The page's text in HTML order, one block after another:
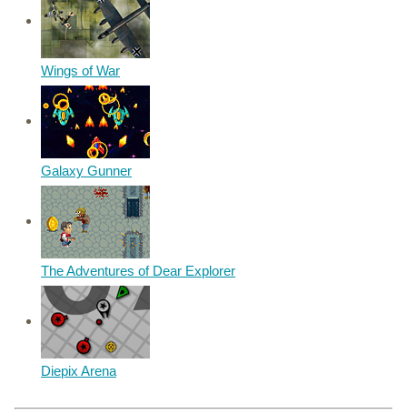
Wings of War
Galaxy Gunner
The Adventures of Dear Explorer
Diepix Arena